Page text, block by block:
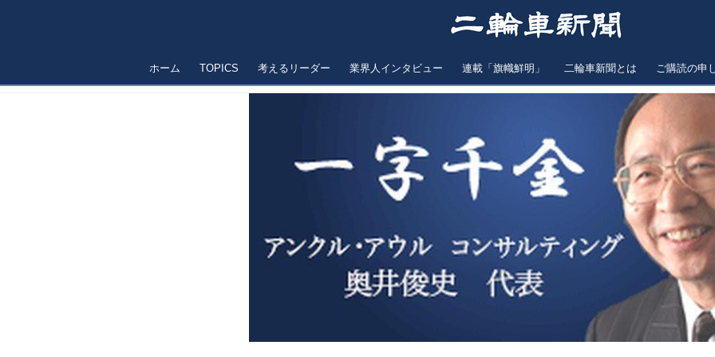
ホーム TOPICS 考えるリーダー 業界人インタビュー 連載「旗幟鮮明」 二輪車新聞とは ご購読の申